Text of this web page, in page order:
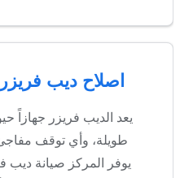
اصلاح ديب
يعد الديب فريزر جهازاً
طويلة، وأي توقف
يوفر المركز صيانة ديب